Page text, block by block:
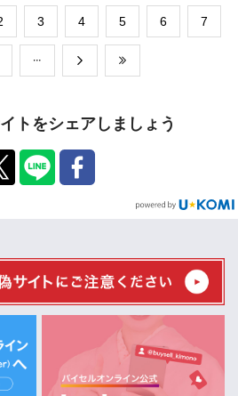
​3 ​4 ​5 ​6 ​7
トをシェアしましょう